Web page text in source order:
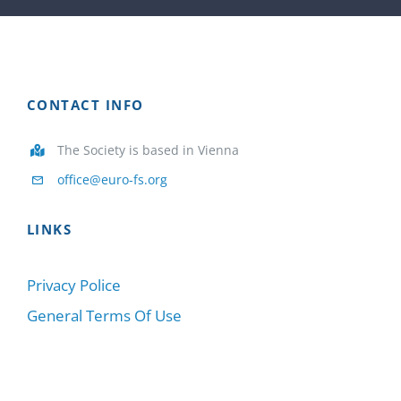
CONTACT INFO
The Society is based in Vienna
office@euro-fs.org
LINKS
Privacy Police
General Terms Of Use